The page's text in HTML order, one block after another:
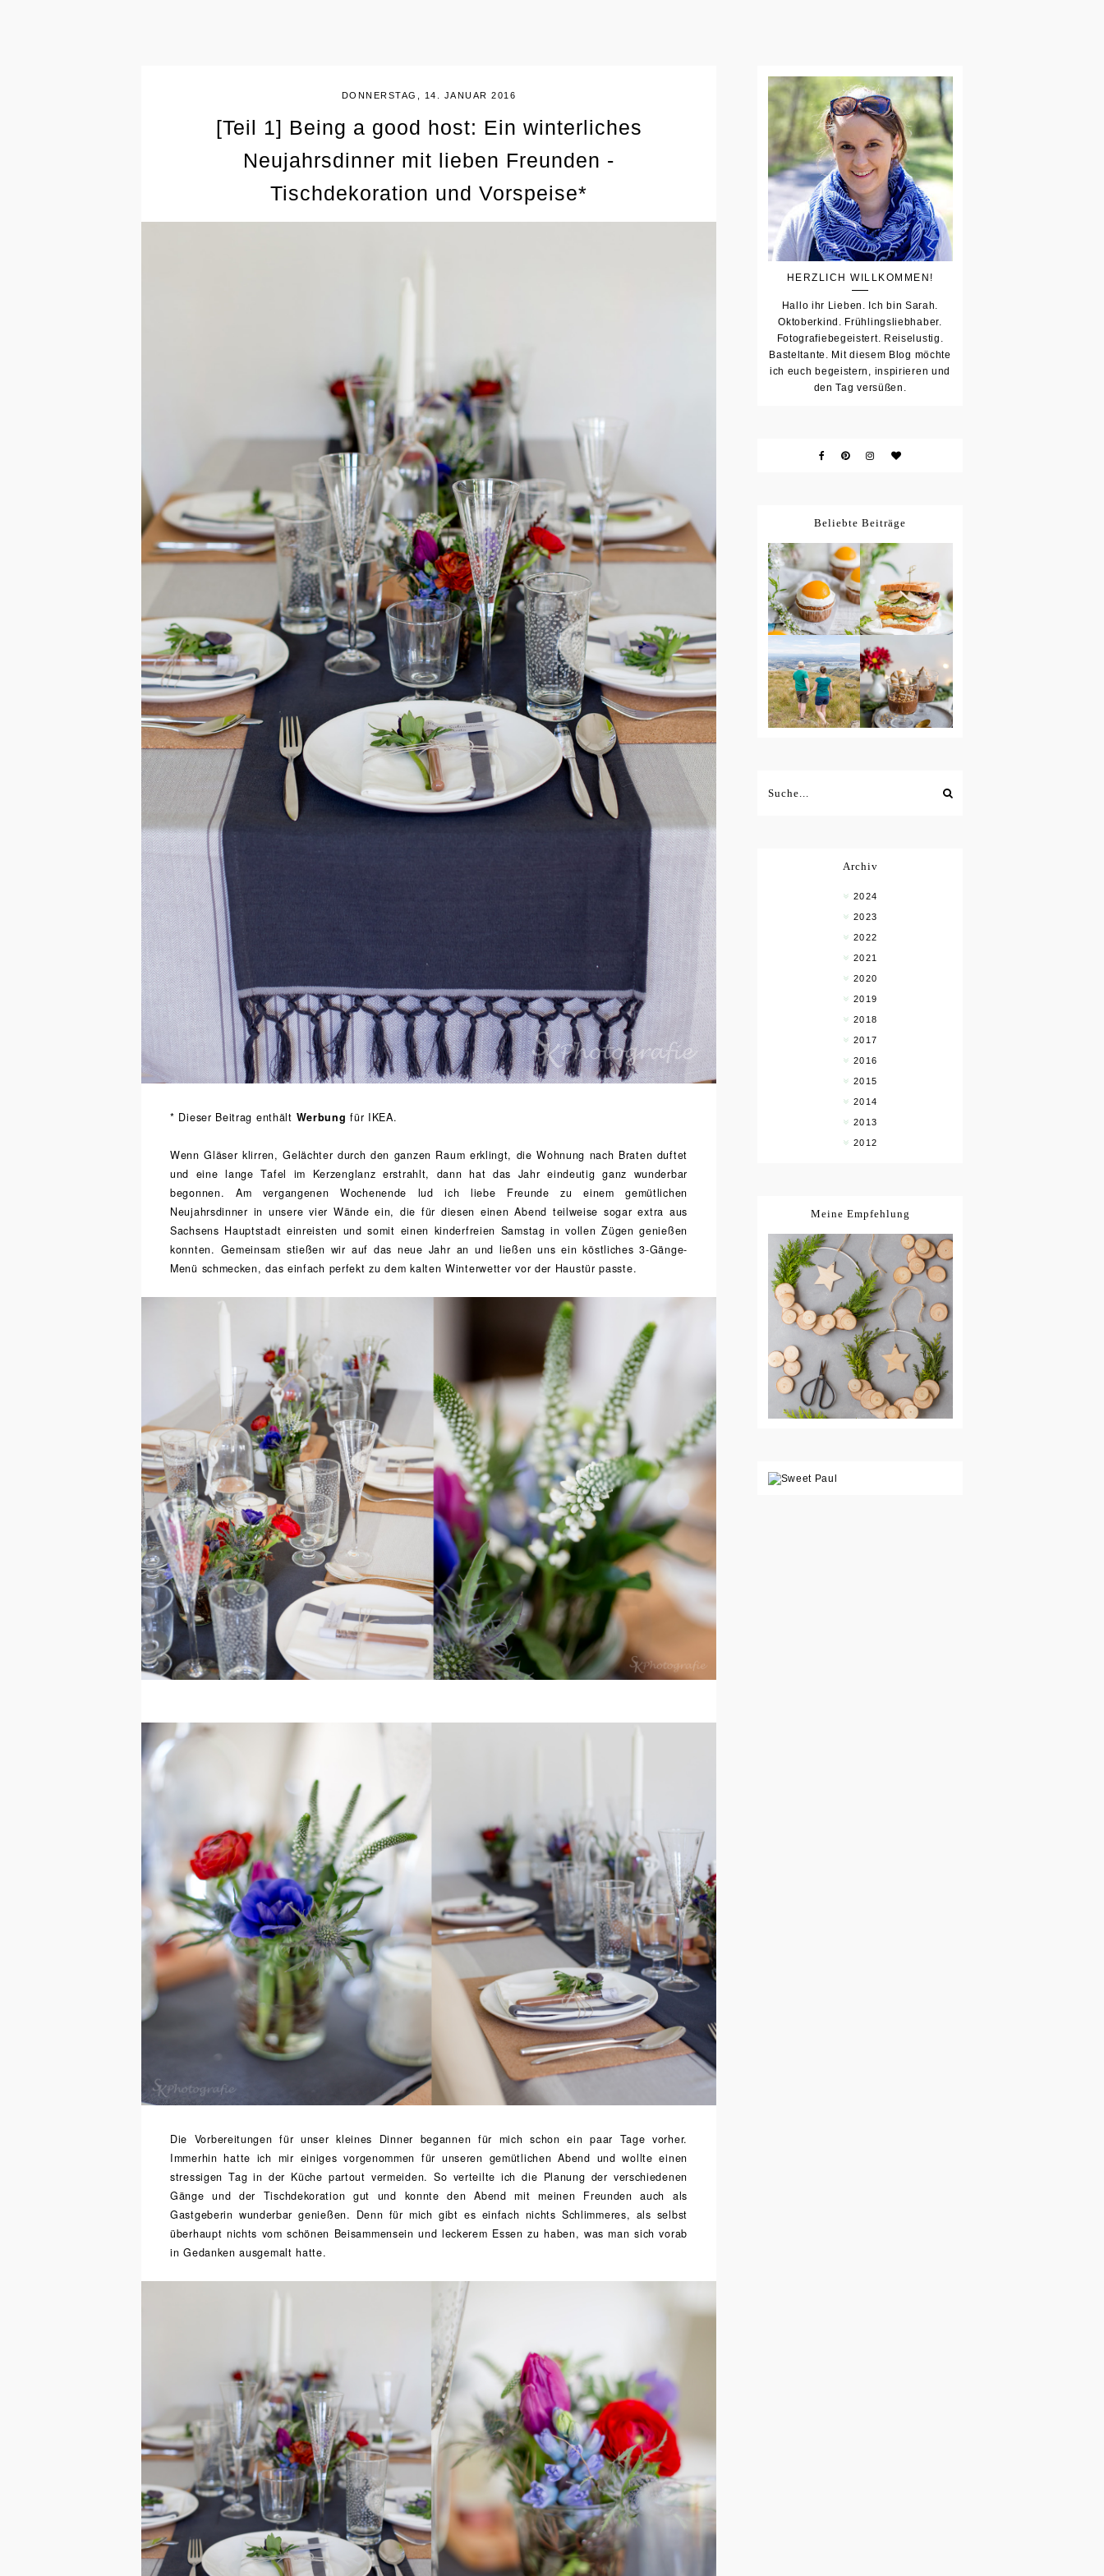
DONNERSTAG, 14. JANUAR 2016
[Teil 1] Being a good host: Ein winterliches
Neujahrsdinner mit lieben Freunden -
Tischdekoration und Vorspeise*
* Dieser Beitrag enthält Werbung für IKEA.
Wenn Gläser klirren, Gelächter durch den ganzen Raum erklingt, die Wohnung nach Braten duftet
und eine lange Tafel im Kerzenglanz erstrahlt, dann hat das Jahr eindeutig ganz wunderbar
begonnen. Am vergangenen Wochenende lud ich liebe Freunde zu einem gemütlichen
Neujahrsdinner in unsere vier Wände ein, die für diesen einen Abend teilweise sogar extra aus
Sachsens Hauptstadt einreisten und somit einen kinderfreien Samstag in vollen Zügen genießen
konnten. Gemeinsam stießen wir auf das neue Jahr an und ließen uns ein köstliches 3-Gänge-
Menü schmecken, das einfach perfekt zu dem kalten Winterwetter vor der Haustür passte.
Die Vorbereitungen für unser kleines Dinner begannen für mich schon ein paar Tage vorher.
Immerhin hatte ich mir einiges vorgenommen für unseren gemütlichen Abend und wollte einen
stressigen Tag in der Küche partout vermeiden. So verteilte ich die Planung der verschiedenen
Gänge und der Tischdekoration gut und konnte den Abend mit meinen Freunden auch als
Gastgeberin wunderbar genießen. Denn für mich gibt es einfach nichts Schlimmeres, als selbst
überhaupt nichts vom schönen Beisammensein und leckerem Essen zu haben, was man sich vorab
in Gedanken ausgemalt hatte.
HERZLICH WILLKOMMEN!
Hallo ihr Lieben. Ich bin Sarah.
Oktoberkind. Frühlingsliebhaber.
Fotografiebegeistert. Reiselustig.
Basteltante. Mit diesem Blog möchte
ich euch begeistern, inspirieren und
den Tag versüßen.
Beliebte Beiträge
Archiv
2024
2023
2022
2021
2020
2019
2018
2017
2016
2015
2014
2013
2012
Meine Empfehlung